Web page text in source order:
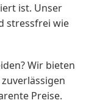
ist. Unser
stressfrei wie
Wir bieten
Preise.